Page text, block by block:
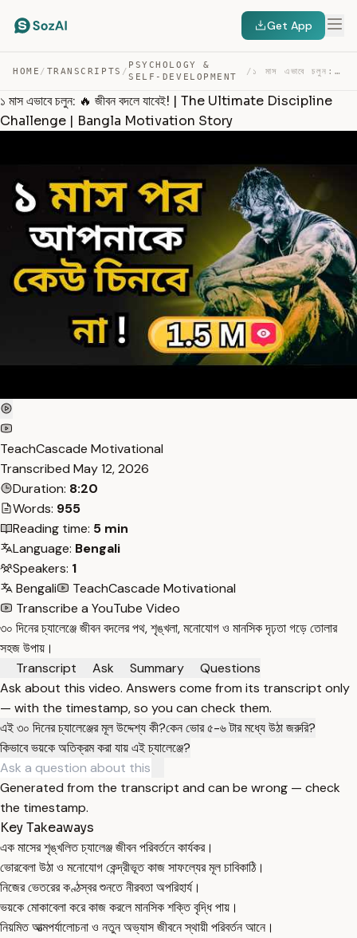
Get App
HOME / TRANSCRIPTS /
PSYCHOLOGY &
SELF-DEVELOPMENT
/ ১ মাস এভাবে চলুন: 🔥 জীবন বদলে যাবেই! | THE ULTIMATE DIS… — TRANSCRIPT
১ মাস এভাবে চলুন: 🔥 জীবন বদলে যাবেই! | The Ultimate Discipline
Challenge | Bangla Motivation Story
TeachCascade Motivational
Transcribed May 12, 2026
Duration: 8:20
Words: 955
Reading time: 5 min
Language: Bengali
Speakers: 1
Bengali
TeachCascade Motivational
Transcribe a YouTube Video
৩০ দিনের চ্যালেঞ্জে জীবন বদলের পথ, শৃঙ্খলা, মনোযোগ ও মানসিক দৃঢ়তা গড়ে তোলার
সহজ উপায়।
Transcript
Ask Summary
Questions
Ask about this video. Answers come from its transcript only
— with the timestamp, so you can check them.
এই ৩০ দিনের চ্যালেঞ্জের মূল উদ্দেশ্য কী?কেন ভোর ৫-৬ টার মধ্যে উঠা জরুরি?
কিভাবে ভয়কে অতিক্রম করা যায় এই চ্যালেঞ্জে?
Generated from the transcript and can be wrong — check
the timestamp.
Key Takeaways
এক মাসের শৃঙ্খলিত চ্যালেঞ্জ জীবন পরিবর্তনে কার্যকর।
ভোরবেলা উঠা ও মনোযোগ কেন্দ্রীভূত কাজ সাফল্যের মূল চাবিকাঠি।
নিজের ভেতরের কণ্ঠস্বর শুনতে নীরবতা অপরিহার্য।
ভয়কে মোকাবেলা করে কাজ করলে মানসিক শক্তি বৃদ্ধি পায়।
নিয়মিত আত্মপর্যালোচনা ও নতুন অভ্যাস জীবনে স্থায়ী পরিবর্তন আনে।